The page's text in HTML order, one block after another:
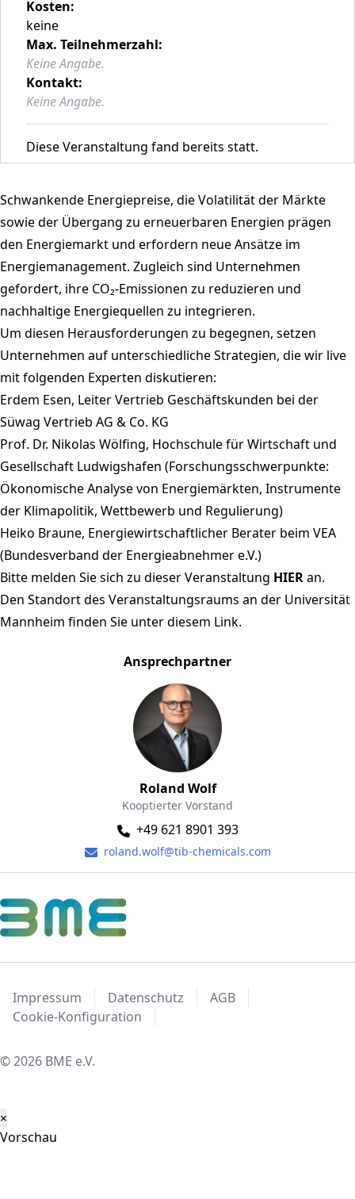
Kosten:
keine
Max. Teilnehmerzahl:
Keine Angabe.
Kontakt:
Keine Angabe.
Diese Veranstaltung fand bereits statt.
Schwankende Energiepreise, die Volatilität der Märkte
sowie der Übergang zu erneuerbaren Energien prägen
den Energiemarkt und erfordern neue Ansätze im
Energiemanagement. Zugleich sind Unternehmen
gefordert, ihre CO₂-Emissionen zu reduzieren und
nachhaltige Energiequellen zu integrieren.
Um diesen Herausforderungen zu begegnen, setzen
Unternehmen auf unterschiedliche Strategien, die wir live
mit folgenden Experten diskutieren:
Erdem Esen, Leiter Vertrieb Geschäftskunden bei der
Süwag Vertrieb AG & Co. KG
Prof. Dr. Nikolas Wölfing, Hochschule für Wirtschaft und
Gesellschaft Ludwigshafen (Forschungsschwerpunkte:
Ökonomische Analyse von Energiemärkten, Instrumente
der Klimapolitik, Wettbewerb und Regulierung)
Heiko Braune, Energiewirtschaftlicher Berater beim VEA
(Bundesverband der Energieabnehmer e.V.)
Bitte melden Sie sich zu dieser Veranstaltung HIERan.
Den Standort des Veranstaltungsraums an der Universität
Mannheim finden Sie unter diesem Link.
Ansprechpartner
Roland Wolf
Kooptierter Vorstand
+49 621 8901 393
roland.wolf@tib-chemicals.com
Impressum Datenschutz
AGB
Cookie-Konfiguration
© 2026 BME e.V.
×
Vorschau